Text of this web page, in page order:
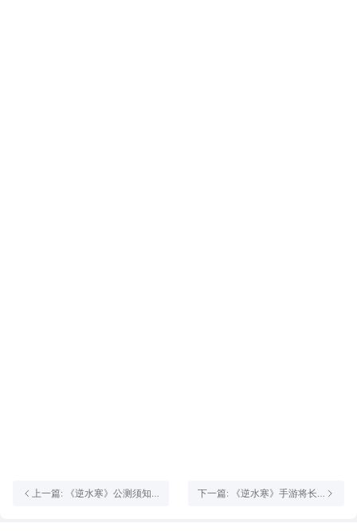
上一篇: 《逆水寒》公测须知
下一篇: 《逆水寒》手游将长